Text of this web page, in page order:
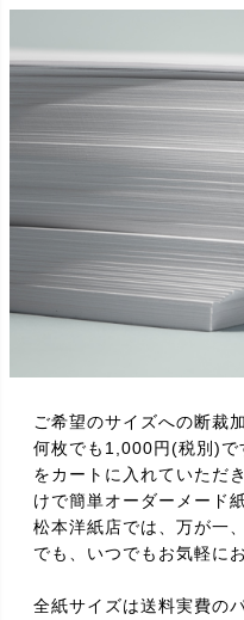
ご希望のサイズへの断裁
何枚でも1,000円(税別)で
をカートに入れていただ
けで簡単オーダーメード
松本洋紙店では、万が一
でも、いつでもお気軽に
全紙サイズは送料実費の